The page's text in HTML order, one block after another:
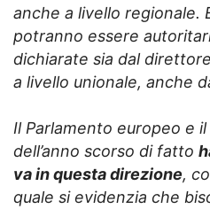
anche a livello regionale.
potranno essere
dichiarate sia dal
a livello unionale, anche
Il Parlamento europeo e
dell’anno scorso di fatto
va in questa direzione,
quale si evidenzia che